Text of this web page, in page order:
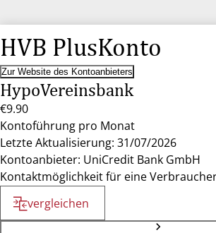
HVB PlusKonto
Zur Website des Kontoanbieters
HypoVereinsbank
€9.90
Kontoführung pro Monat
Letzte Aktualisierung: 31/07/2026
Kontoanbieter: UniCredit Bank GmbH
Kontaktmöglichkeit für eine
vergleichen